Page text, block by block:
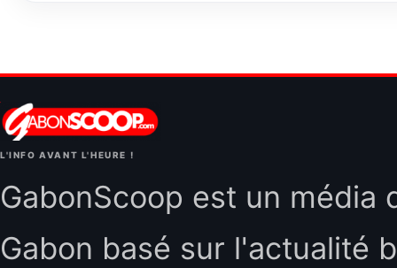
L'INFO AVANT L'HEURE !
GabonScoop est un média
Gabon basé sur l'actualité